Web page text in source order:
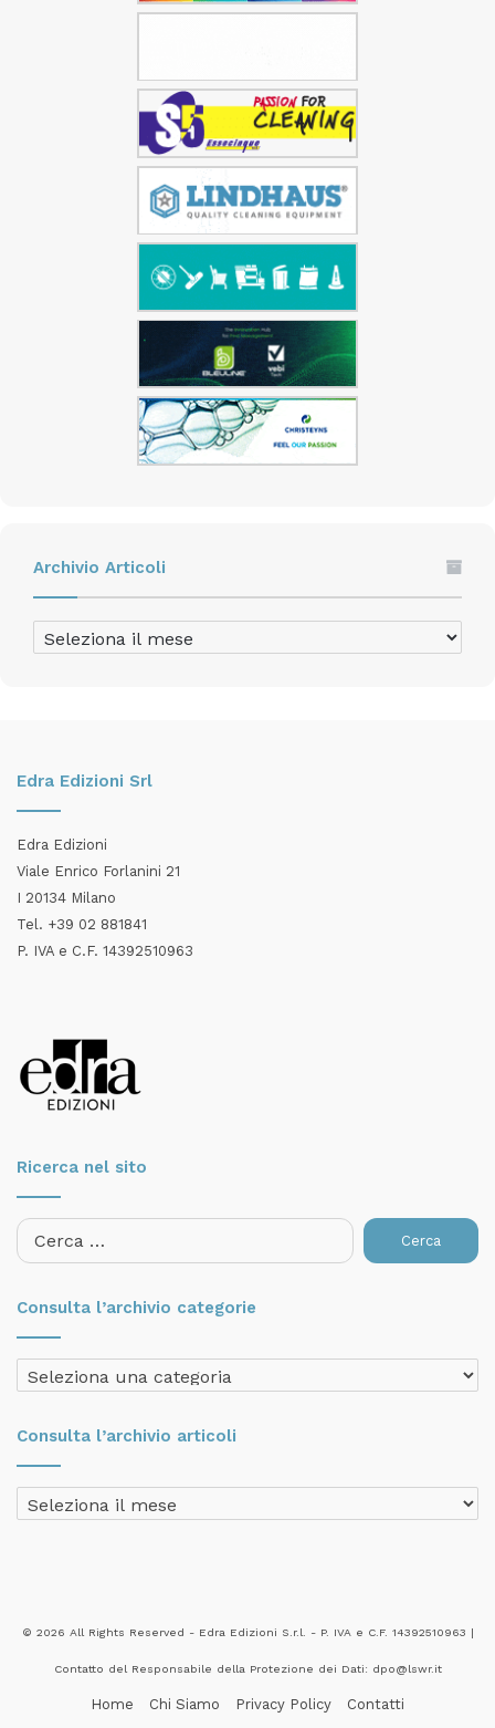
Archivio Articoli
Archivio
Articoli
Edra Edizioni Srl
Edra Edizioni
Viale Enrico Forlanini 21
I 20134 Milano
Tel. +39 02 881841
P. IVA e C.F. 14392510963
Ricerca nel sito
Ricerca
per:
Consulta l’archivio categorie
Consulta
l’archivio
Consulta l’archivio articoli
Consulta
l’archivio
© 2026 All Rights Reserved - Edra Edizioni S.r.l. - P. IVA e C.F. 14392510963 |
Contatto del Responsabile della Protezione dei Dati: dpo@lswr.it
Home Chi Siamo Privacy Policy Contatti